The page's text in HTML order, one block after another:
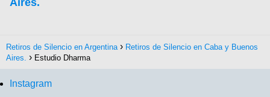
Retiros de Silencio en Argentina
Retiros de Silencio en Caba y Buenos
Aires.
Estudio Dharma
Instagram